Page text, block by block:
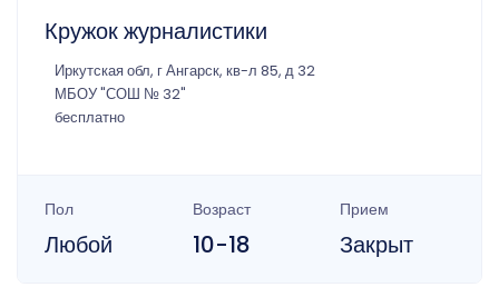
Кружок журналистики
Иркутская обл, г Ангарск, кв-л 85, д 32
МБОУ "СОШ № 32"
бесплатно
Пол
Любой
Возраст
10-18
Прием
Закрыт